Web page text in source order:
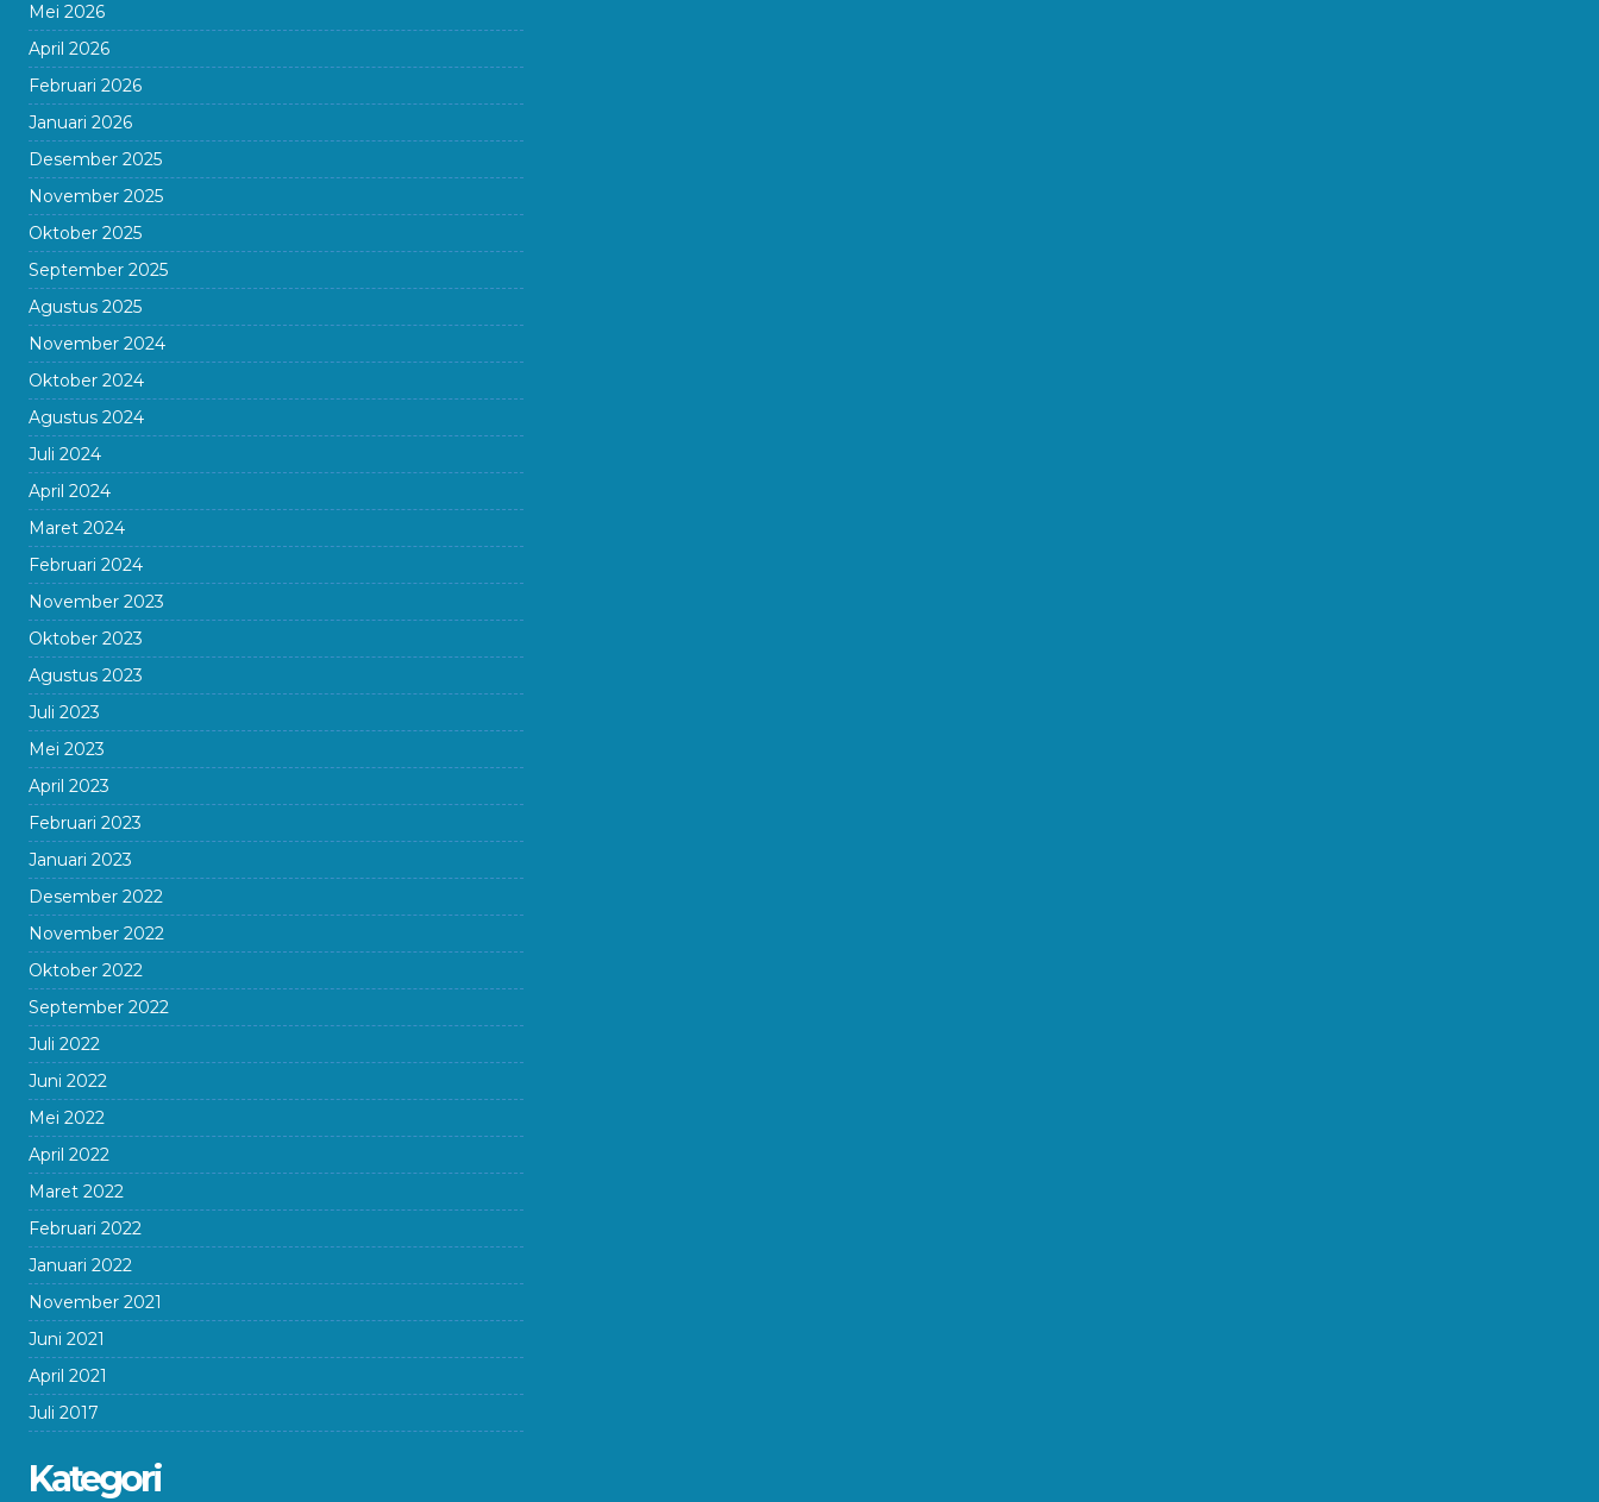
Mei 2026
April 2026
Februari 2026
Januari 2026
Desember 2025
November 2025
Oktober 2025
September 2025
Agustus 2025
November 2024
Oktober 2024
Agustus 2024
Juli 2024
April 2024
Maret 2024
Februari 2024
November 2023
Oktober 2023
Agustus 2023
Juli 2023
Mei 2023
April 2023
Februari 2023
Januari 2023
Desember 2022
November 2022
Oktober 2022
September 2022
Juli 2022
Juni 2022
Mei 2022
April 2022
Maret 2022
Februari 2022
Januari 2022
November 2021
Juni 2021
April 2021
Juli 2017
Kategori